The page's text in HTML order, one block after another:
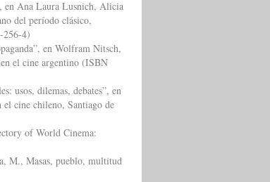
en Ana Laura Lusnich, Alicia
del período clásico,
256-4)
en Wolfram Nitsch,
el cine argentino (ISBN
usos, dilemas, debates”, en
cine chileno, Santiago de
of World Cinema:
M., Masas, pueblo, multitud